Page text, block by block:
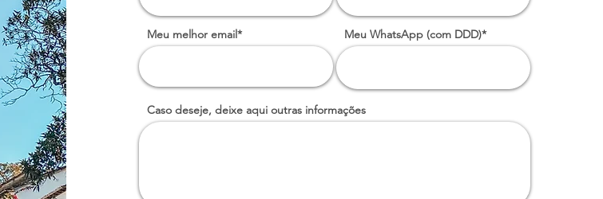
Meu melhor email* Meu WhatsApp (com DDD)*
Caso deseje, deixe aqui outras informações